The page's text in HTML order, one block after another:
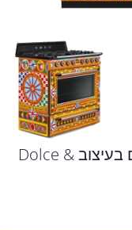
TR90DGC9 תנור משולב עם כיריים בעיצוב Dolce &